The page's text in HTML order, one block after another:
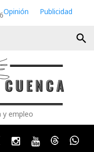
Opinión
Publicidad
search
y empleo
TwitterInstagram
YoutubeThreads